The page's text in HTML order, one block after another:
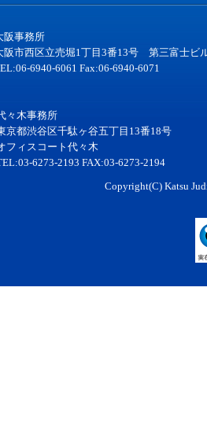
阪事務所
阪市西区立売堀1丁目3番13号 第三富士ビ
6940-6061 Fax:06-6940-6071
々木事務所
京都渋谷区千駄ヶ谷五丁目13番18号
フィスコート代々木
6273-2193 FAX:03-6273-2194
Copyright(C) Katsu